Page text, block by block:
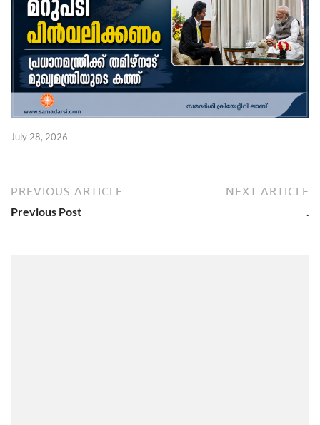
July 28, 2026
PREVIOUS ARTICLE
Previous Post
NEXT ARTICLE
.